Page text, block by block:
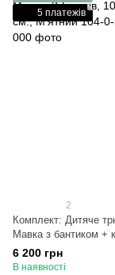
5 платежів
2
Комплект: Дитяче
Мавка з бантиком +
Мавка, 3-5 років,
М'ятний
6 200 грн
В наявності